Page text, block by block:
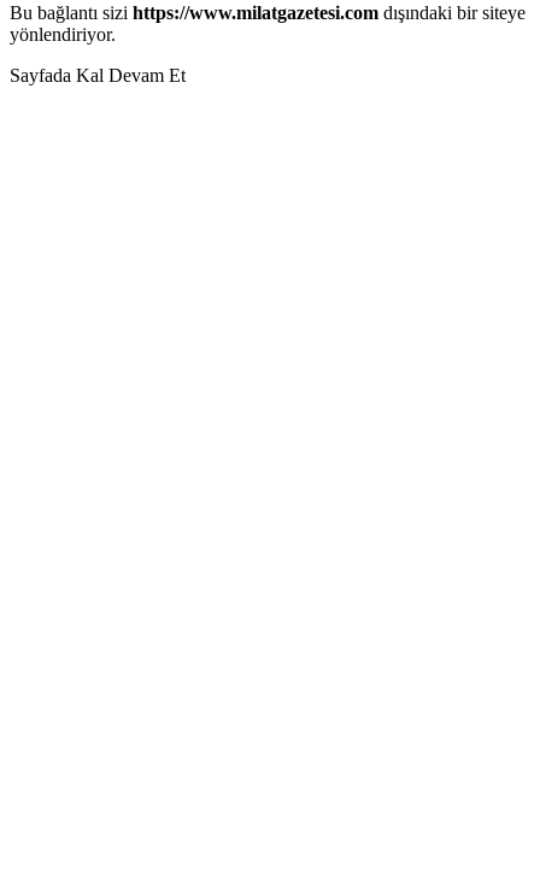
Bu bağlantı sizi https://www.milatgazetesi.com dışındaki bir siteye
yönlendiriyor.
Sayfada Kal Devam Et